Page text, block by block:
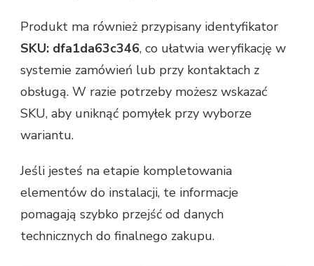
Produkt ma również przypisany identyfikator
SKU: dfa1da63c346, co ułatwia weryfikację w
systemie zamówień lub przy kontaktach z
obsługą. W razie potrzeby możesz wskazać
SKU, aby uniknąć pomyłek przy wyborze
wariantu.
Jeśli jesteś na etapie kompletowania
elementów do instalacji, te informacje
pomagają szybko przejść od danych
technicznych do finalnego zakupu.